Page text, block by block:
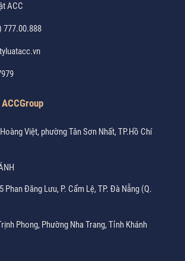
ACC
777.00.888
Việt, phường Tân Sơn Nhất, TP.Hồ Chí
Phan Đăng Lưu, P. Cẩm Lệ, TP. Đà Nẵng (Q.
Phong, Phường Nha Trang, Tỉnh Khánh